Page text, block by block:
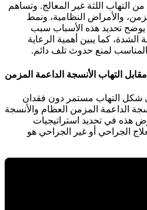
التهاب اللثة غير المعالج. وتساهم
والأمراض النظامية، ونمط
يوضح تحديد هذه الأسباب سبب
الشدة، كما يبين أهمية الرعاية
لمنع حدوث تلف دائم.
مقابل التهاب الأنسجة الداعمة المزمن
شكل التهاب مستمر دون فقدان
الداعمة المزمن العظام والأنسجة
هذه في تحديد استراتيجيات
الجراحي أو غير الجراحي هو